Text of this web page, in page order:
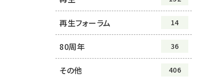
再生フォーラム 14
80周年 36
その他 406